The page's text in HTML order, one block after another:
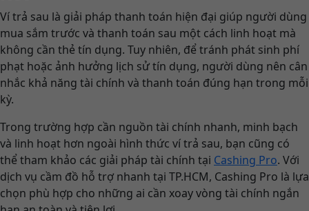
Ví trả sau là giải pháp thanh toán hiện đại giúp người dùng
mua sắm trước và thanh toán sau một cách linh hoạt mà
không cần thẻ tín dụng. Tuy nhiên, để tránh phát sinh phí
phạt hoặc ảnh hưởng lịch sử tín dụng, người dùng nên cân
nhắc khả năng tài chính và thanh toán đúng hạn trong mỗi
kỳ.
Trong trường hợp cần nguồn tài chính nhanh, minh bạch
và linh hoạt hơn ngoài hình thức ví trả sau, bạn cũng có
thể tham khảo các giải pháp tài chính tại Cashing Pro. Với
dịch vụ cầm đồ hỗ trợ nhanh tại TP.HCM, Cashing Pro là lựa
chọn phù hợp cho những ai cần xoay vòng tài chính ngắn